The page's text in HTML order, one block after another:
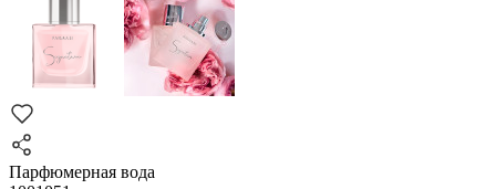
Парфюмерная вода